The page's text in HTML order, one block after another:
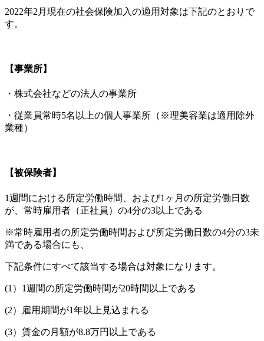
2022年2月現在の社会保険加入の適用対象は下記のとおりで
す。
【事業所】
・株式会社などの法人の事業所
・従業員常時5名以上の個人事業所（※理美容業は適用除外
業種）
【被保険者】
1週間における所定労働時間、および1ヶ月の所定労働日数
が、常時雇用者（正社員）の4分の3以上である
※常時雇用者の所定労働時間および所定労働日数の4分の3未
満である場合にも、
下記条件にすべて該当する場合は対象になります。
(1）1週間の所定労働時間が20時間以上である
(2）雇用期間が1年以上見込まれる
(3）賃金の月額が8.8万円以上である